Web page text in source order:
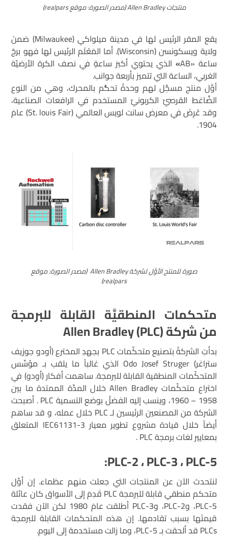
منتجات Allen Bradley (مصدر الصورة: موقع realpars)
يقع المقر الرئيس لها في مدينة ميلواكي (Milwaukee) ضمنَ
ولاية ويسكونسن (Wisconsin). أما المَعْلَم الرئيس لها فهو برجُ
ساعة «AB
» الذي يحتوي أكبرَ ساعةٍ في نصف الكرة الأرضيّة
الغربي، الساعة التي تتميز بأربعة جوانب.
أوَّل منتج مسجَّل لهم وحدةُ تحكُّم بالمحرك، وهي من النوع
الضَّاغط القرصيِّ الكربونيِّ المستخدم في الرافعات الصناعية،
وقد عُرِضَ في معرض سانت لويس العالمي (St. louis Fair) عامَ
1904.
صورة للمنتج الأوَّل لشركة Allen Bradley (مصدر الصورة: موقع
realpars)
متحكمات المنطقيَّة القابلة للبرمجة
من شركة Allen Bradley (PLC)
بدأتِ الشركةُ بتصنيع متحكّمات PLC بجهدِ المخترع (أودو جوزيف
ستراغر) Odo Josef Struger الذي غالباً ما يلقب بـ مؤسِّس
المتحكّمات المنطقية القابلة للبرمجة. ساهمت أفكار (أودو) في
اختراع متحكّمات Allen Bradley خلال المدَّة الممتدة ما بين
1958 – 1960، وينسب إليه الفضلُ بوضع التسمية PLC . أصبحت
الشركة من المصنعين الرئيسين لـ PLC خلال عمله، و قد ساهم
أيضاً خلال قيادة مشروع تطوير معيار IEC61131-3 المتعلق
بمعايير لغات برمجة PLC .
PLC-2 ، PLC-3 ، PLC-5:
لنتحدث الآن عن المنتجات التي جعلت منهم عظماء. إن أوَّل
متحكم منطقي قابلة للبرمجة PLC قَدِمَ إلى الأسواق كان عائلة
PLC-5، وPLC-2، وPLC-3 أطلقت عامَ 1980 لكن الآن فقدت
قيمتَها بسبب تقادمها. إن هذه المتحكمات القابلة للبرمجة
PLCs قد ألحقت بـ PLC-5، وما زالت مستخدمة إلى اليوم.